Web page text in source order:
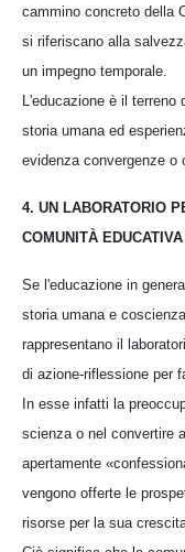
cammino concreto della
si riferiscano alla
un impegno temporale.
L'educazione è il
storia umana ed
evidenza convergenze o
4. UN LABORATORIO
COMUNITÀ EDUCATIVA
Se l'educazione in
storia umana e
rappresentano il
di azione-riflessione per
In esse infatti la
scienza o nel convertire
apertamente
vengono offerte le
risorse per la sua